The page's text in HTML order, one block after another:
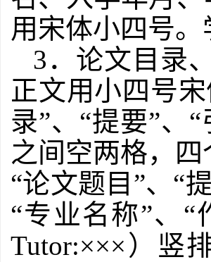
用宋体小四号
3 ．论文目录
正文用小四号
录”、 “提要”、 “
之间空两格，
“论文题目”、“
“专业名称”、“
Tutor:×××）竖